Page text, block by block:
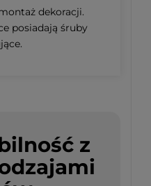
dekoracji.
posiadają śruby
z